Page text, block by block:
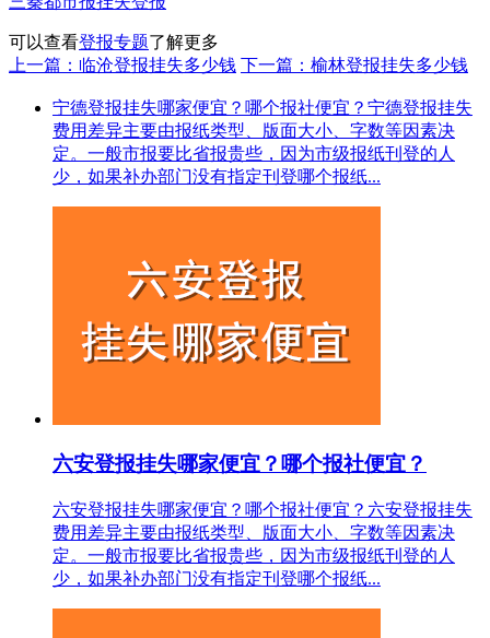
可以查看登报专题了解更多
上一篇：临沧登报挂失多少钱 下一篇：榆林登报挂失多少钱
宁德登报挂失哪家便宜？哪个报社便宜？宁德登报挂失
费用差异主要由报纸类型、版面大小、字数等因素决
定。一般市报要比省报贵些，因为市级报纸刊登的人
少，如果补办部门没有指定刊登哪个报纸...
六安登报挂失哪家便宜？哪个报社便宜？
六安登报挂失哪家便宜？哪个报社便宜？六安登报挂失
费用差异主要由报纸类型、版面大小、字数等因素决
定。一般市报要比省报贵些，因为市级报纸刊登的人
少，如果补办部门没有指定刊登哪个报纸...